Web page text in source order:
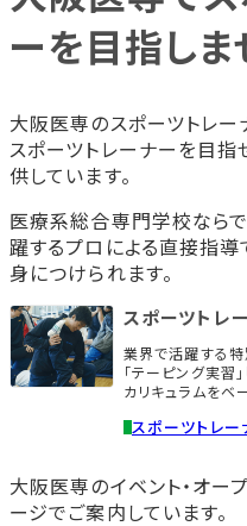
ーを目指しま
大阪医専のスポーツトレ
スポーツトレーナーを目
供しています。
医療系総合専門学校なら
躍するプロによる直接指導
身につけられます。
スポーツトレ
業界で活躍する特
「テーピング実習
カリキュラムをベ
スポーツトレー
大阪医専のイベント・オー
ージでご案内しています。